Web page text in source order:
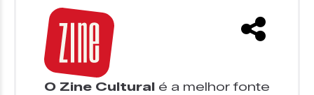
O Zine Cultural é a melhor fonte